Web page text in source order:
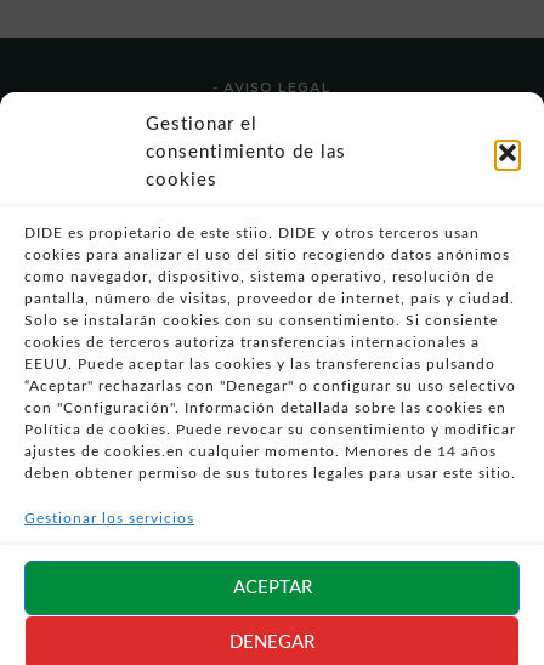
Gestionar el
consentimiento de las
cookies
DIDE es propietario de este stiio. DIDE y otros terceros usan
cookies para analizar el uso del sitio recogiendo datos anónimos
como navegador, dispositivo, sistema operativo, resolución de
pantalla, número de visitas, proveedor de internet, país y ciudad.
Solo se instalarán cookies con su consentimiento. Si consiente
cookies de terceros autoriza transferencias internacionales a
EEUU. Puede aceptar las cookies y las transferencias pulsando
“Aceptar" rechazarlas con "Denegar" o configurar su uso selectivo
con "Configuración". Información detallada sobre las cookies en
Política de cookies. Puede revocar su consentimiento y modificar
ajustes de cookies.en cualquier momento. Menores de 14 años
deben obtener permiso de sus tutores legales para usar este sitio.
Gestionar los servicios
ACEPTAR
DENEGAR
- AVISO LEGAL
- POLÍTICA DE USO
- POLÍTICA DE PRIVACIDAD
- POLÍTICA DE COOKIES (UE)
VULNERABILIDADES
- CONDICIONES PARTICULARES DE COMPRA
- GUÍA DE COMPRA
- GUÍA DE PRIVACIDAD
- DESISTIMIENTO
- ATENCIÓN AL CLIENTE
- PRESENCIA EN MEDIOS
Síguenos en
redes sociales